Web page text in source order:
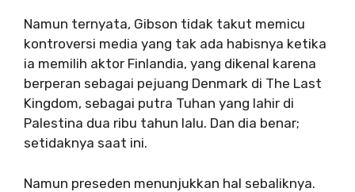
Namun ternyata, Gibson tidak takut memicu
kontroversi media yang tak ada habisnya ketika
ia memilih aktor Finlandia, yang dikenal karena
berperan sebagai pejuang Denmark di The Last
Kingdom, sebagai putra Tuhan yang lahir di
Palestina dua ribu tahun lalu. Dan dia benar;
setidaknya saat ini.
Namun preseden menunjukkan hal sebaliknya.